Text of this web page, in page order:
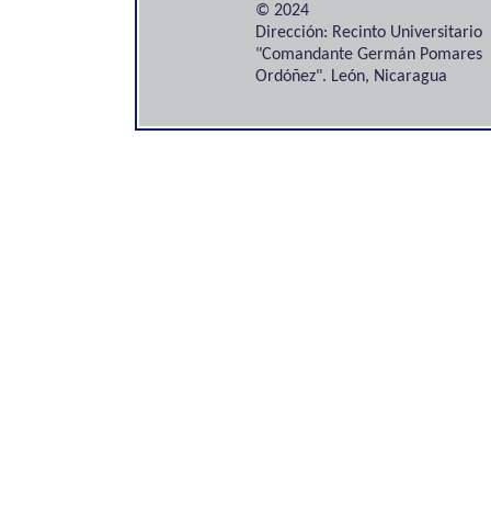
© 2024
Dirección: Recinto Universitario
"Comandante Germán Pomares
Ordóñez". León, Nicaragua